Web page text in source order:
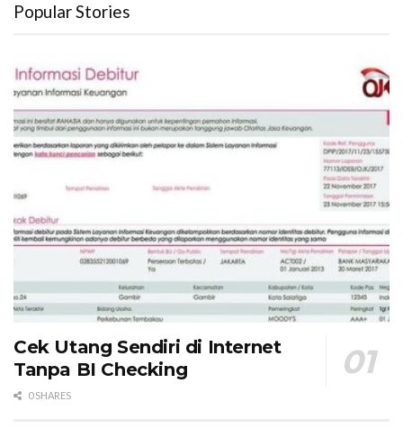
Popular Stories
Cek Utang Sendiri di Internet
Tanpa BI Checking
0 SHARES